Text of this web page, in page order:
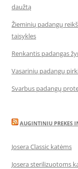
daužtą
Žieminių padangų
taisykles
Renkantis padangas
Vasarinių padangų
Svarbus padangų
AUGINTINIU PREKES
Josera Classic katėms
Josera sterilizuotoms